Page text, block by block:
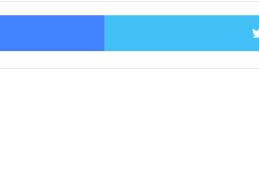
Facebook